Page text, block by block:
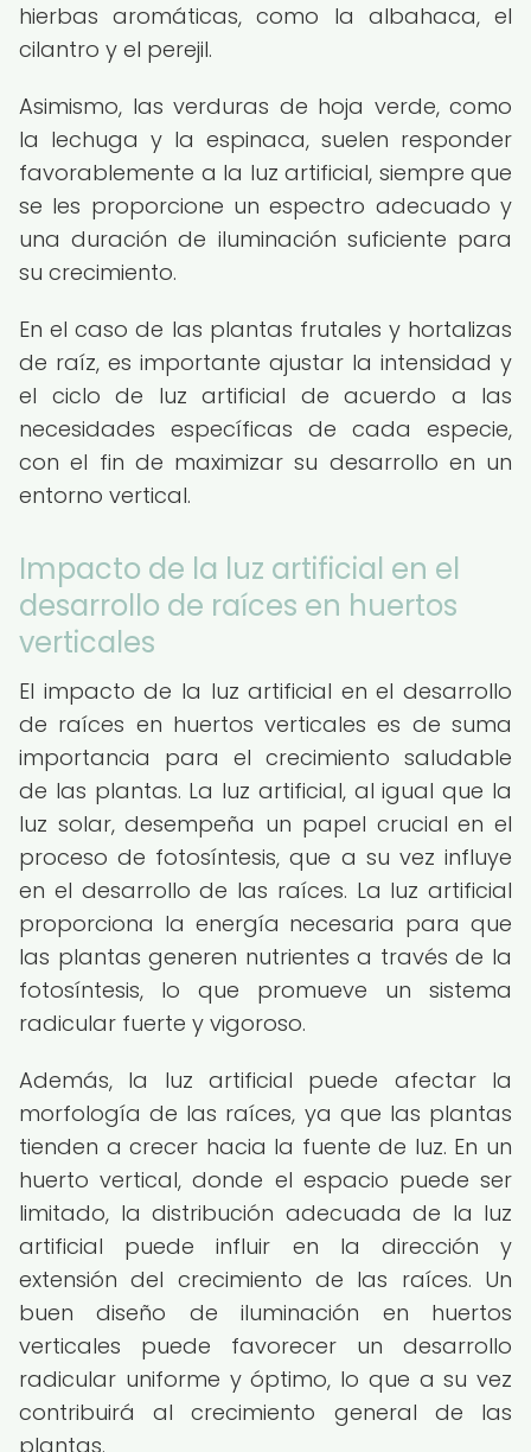
hierbas aromáticas, como la albahaca, el
cilantro y el perejil.
Asimismo, las verduras de hoja verde, como
la lechuga y la espinaca, suelen responder
favorablemente a la luz artificial, siempre que
se les proporcione un espectro adecuado y
una duración de iluminación suficiente para
su crecimiento.
En el caso de las plantas frutales y hortalizas
de raíz, es importante ajustar la intensidad y
el ciclo de luz artificial de acuerdo a las
necesidades específicas de cada especie,
con el fin de maximizar su desarrollo en un
entorno vertical.
Impacto de la luz artificial en el
desarrollo de raíces en huertos
verticales
El impacto de la luz artificial en el desarrollo
de raíces en huertos verticales es de suma
importancia para el crecimiento saludable
de las plantas. La luz artificial, al igual que la
luz solar, desempeña un papel crucial en el
proceso de fotosíntesis, que a su vez influye
en el desarrollo de las raíces. La luz artificial
proporciona la energía necesaria para que
las plantas generen nutrientes a través de la
fotosíntesis, lo que promueve un sistema
radicular fuerte y vigoroso.
Además, la luz artificial puede afectar la
morfología de las raíces, ya que las plantas
tienden a crecer hacia la fuente de luz. En un
huerto vertical, donde el espacio puede ser
limitado, la distribución adecuada de la luz
artificial puede influir en la dirección y
extensión del crecimiento de las raíces. Un
buen diseño de iluminación en huertos
verticales puede favorecer un desarrollo
radicular uniforme y óptimo, lo que a su vez
contribuirá al crecimiento general de las
plantas.